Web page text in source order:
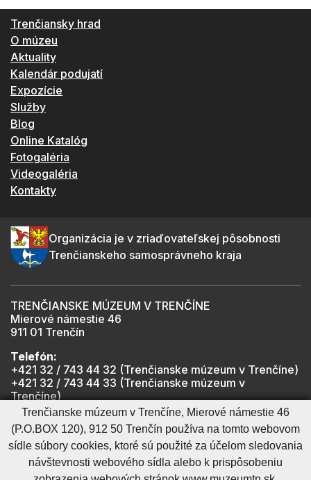
Trenčiansky hrad
O múzeu
Aktuality
Kalendár podujatí
Expozície
Služby
Blog
Online Katalóg
Fotogaléria
Videogaléria
Kontakty
Organizácia je v zriaďovateľskej pôsobnosti
Trenčianskeho samosprávneho kraja
TRENČIANSKE MÚZEUM V TRENČÍNE
Mierové námestie 46
911 01 Trenčín
Telefón:
+421 32 / 743 44 32 (Trenčianske múzeum v Trenčíne)
+421 32 / 743 44 33 (Trenčianske múzeum v
Trenčíne)
+421 901 918 825 (Trenčiansky hrad - informátor -
počas otváracích hodín hradu)
Mapa stránkyRSSCookies nastavenieOchrana osobných údajov
Trenčianske múzeum v Trenčíne, Mierové námestie 46
(P.O.BOX 120), 912 50 Trenčín používa na tomto webovom
sídle súbory cookies, ktoré sú použité za účelom sledovania
návštevnosti webového sídla alebo k prispôsobeniu